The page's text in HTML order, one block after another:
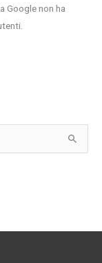
Google non ha